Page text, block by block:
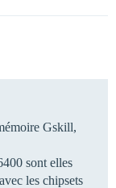
Gskill,
sont elles
les chipsets